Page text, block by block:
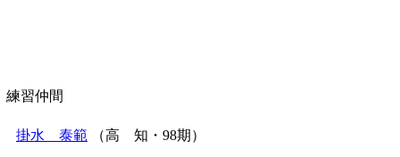
練習仲間
掛水 泰範 （高 知・98期）